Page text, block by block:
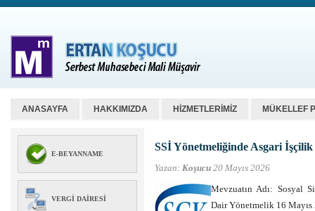
ANASAYFA HAKKIMIZDA HİZMETLERİMİZ MÜKELLEF
E-BEYANNAME
VERGI DAIRESI
SSİ Yönetmeliğinde Asgari İşçilik
Yazan: Koşucu 20 Mayıs 2026
Mevzuatın Adı: Sosyal
Dair Yönetmelik 16